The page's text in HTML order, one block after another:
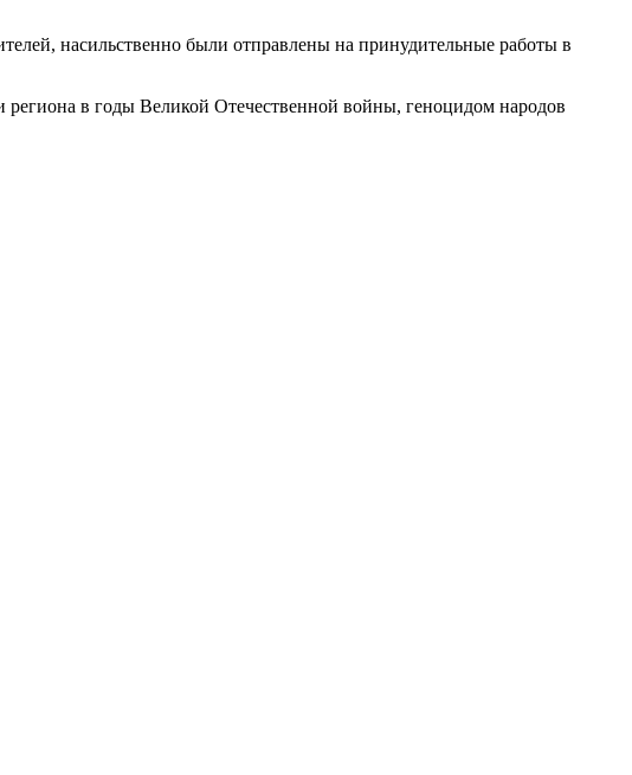
насильственно были отправлены на принудительные работы в
региона в годы Великой Отечественной войны, геноцидом народов